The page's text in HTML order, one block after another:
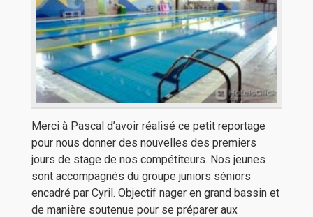
Merci à Pascal d’avoir réalisé ce petit reportage
pour nous donner des nouvelles des premiers
jours de stage de nos compétiteurs. Nos jeunes
sont accompagnés du groupe juniors séniors
encadré par Cyril. Objectif nager en grand bassin et
de manière soutenue pour se préparer aux